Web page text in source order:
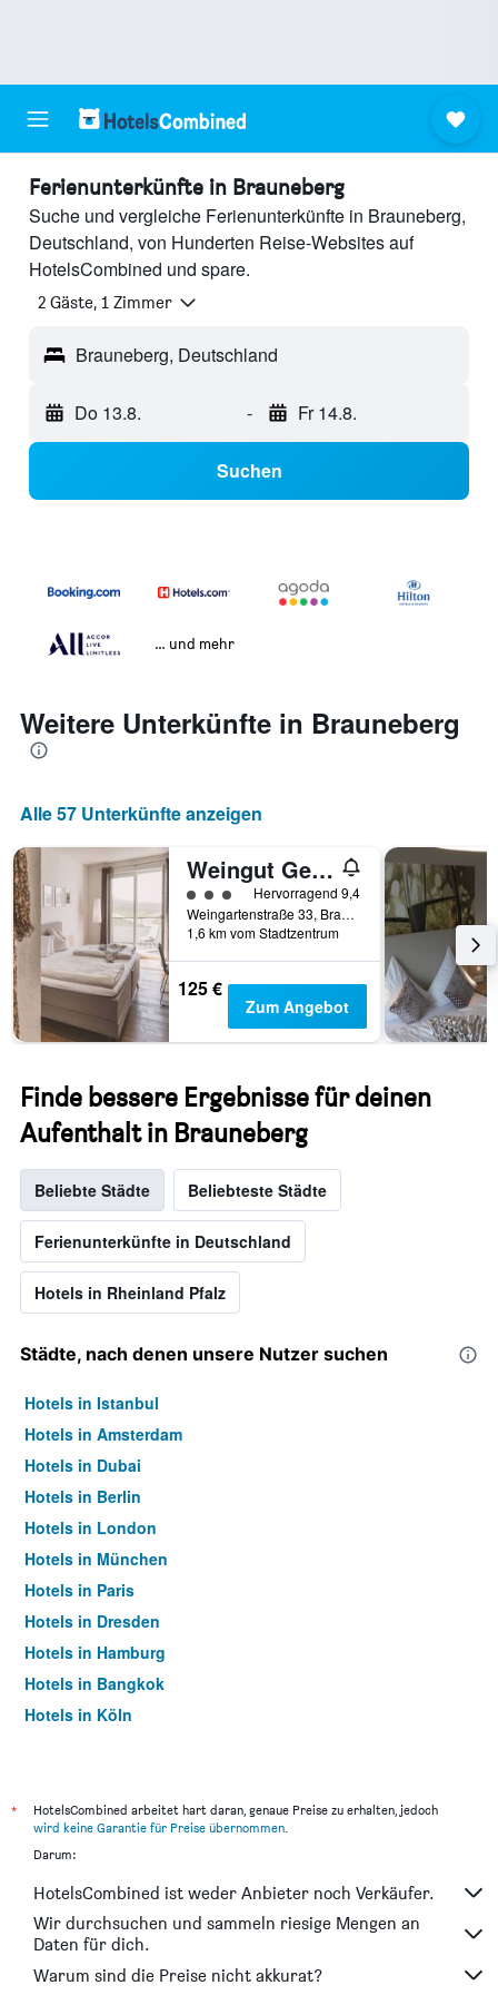
Ferienunterkünfte in Brauneberg
Suche und vergleiche Ferienunterkünfte in Brauneberg,
Deutschland, von Hunderten Reise-Websites auf
HotelsCombined und spare.
2 Gäste, 1 Zimmer
Brauneberg, Deutschland
Do 13.8. - Fr 14.8.
Suchen
… und mehr
Weitere Unterkünfte in Brauneberg
Alle 57 Unterkünfte anzeigen
Weingut Gehlen-Cornelius
Bewertungskategorie 3
Hervorragend 9,4
Weingartenstraße 33, Brauneberg, Rheinland Pfalz, Deutschland
1,6 km vom Stadtzentrum
125 €
Zum Angebot
Finde bessere Ergebnisse für deinen
Aufenthalt in Brauneberg
Beliebte Städte Beliebteste Städte
Ferienunterkünfte in Deutschland
Hotels in Rheinland Pfalz
Städte, nach denen unsere Nutzer suchen
Hotels in Istanbul
Hotels in Amsterdam
Hotels in Dubai
Hotels in Berlin
Hotels in London
Hotels in München
Hotels in Paris
Hotels in Dresden
Hotels in Hamburg
Hotels in Bangkok
Hotels in Köln
*
HotelsCombined arbeitet hart daran, genaue Preise zu erhalten, jedoch
wird keine Garantie für Preise übernommen.
Darum:
HotelsCombined ist weder Anbieter noch Verkäufer.
Wir durchsuchen und sammeln riesige Mengen an
Daten für dich.
Warum sind die Preise nicht akkurat?